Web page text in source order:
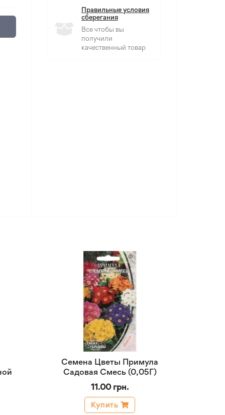
Правильные условия
сберегания
Все чтобы вы
получили
качественный товар
Семена Цветы Примула
Садовая Смесь (0,05Г)
11.00 грн.
Купить